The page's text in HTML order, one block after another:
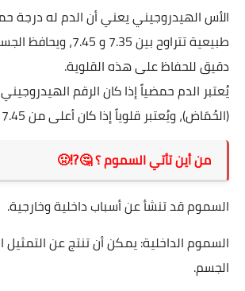
الأس الهيدروجيني يعني أن الدم له درجة
طبيعية تتراوح بين 7.35 و
دقيق للحفاظ على هذه القلوية.
(الحُمَاض)، ويُعتبر قلوياً إذا كان أعلى من 7.45 (القلاء).
من أين تأتي السموم ؟ 🤔‌⁉️⁩🤢
السموم قد تنشأ عن أسباب داخلية وخارجية.
السموم الداخلية: يمكن أن تنتج عن
الجسم.